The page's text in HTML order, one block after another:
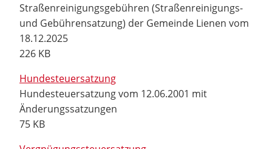
Straßenreinigungsgebühren (Straßenreinigungs-
und Gebührensatzung) der Gemeinde Lienen vom
18.12.2025
226 KB
Hundesteuersatzung
Hundesteuersatzung vom 12.06.2001 mit
Änderungssatzungen
75 KB